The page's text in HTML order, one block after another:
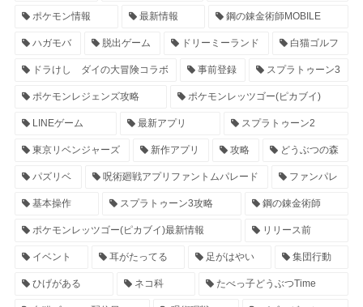
ポケモン情報 最新情報 鋼の錬金術師MOBILE
ハガモバ 脱出ゲーム ドリーミーランド 白猫ゴルフ
ドラけし ダイの大冒険コラボ 事前登録 スプラトゥーン3
ポケモンレジェンズ攻略 ポケモンレッツゴー(ピカブイ)
LINEゲーム 最新アプリ スプラトゥーン2
東京リベンジャーズ 新作アプリ 攻略 どうぶつの森
パズリベ 呪術廻戦アプリファントムパレード ファンパレ
基本操作 スプラトゥーン3攻略 鋼の錬金術師
ポケモンレッツゴー(ピカブイ)最新情報 リリース前
イベント 耳がたってる 足がはやい 集団行動
ひげがある ネコ科 たべっ子どうぶつTime